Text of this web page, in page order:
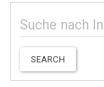
SEARCH